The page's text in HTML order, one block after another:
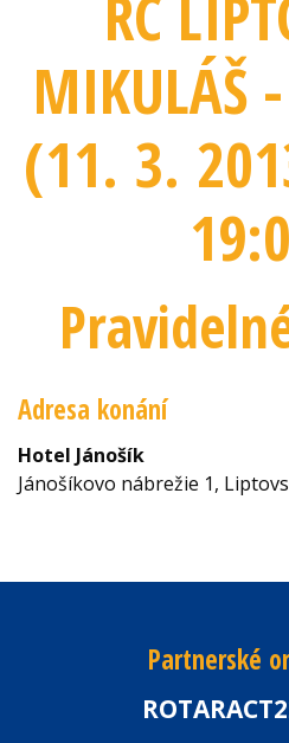
MIKULÁŠ
(11. 3.
Adresa konání
Hotel Jánošík
Jánošíkovo nábrežie 1,
Partnerské